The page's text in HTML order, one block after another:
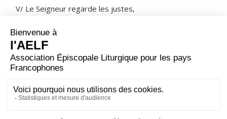
V/ Le Seigneur regarde les justes,
ORAISON
Père très bon, toi qui as confié la terre aux hommes
pour qu'ils la gardent et la travaillent, pour qu'ils
puissent progresser en s'entraidant, donne-nous de
esprit fraternel envers tous. Par Jésus, le Christ, notre